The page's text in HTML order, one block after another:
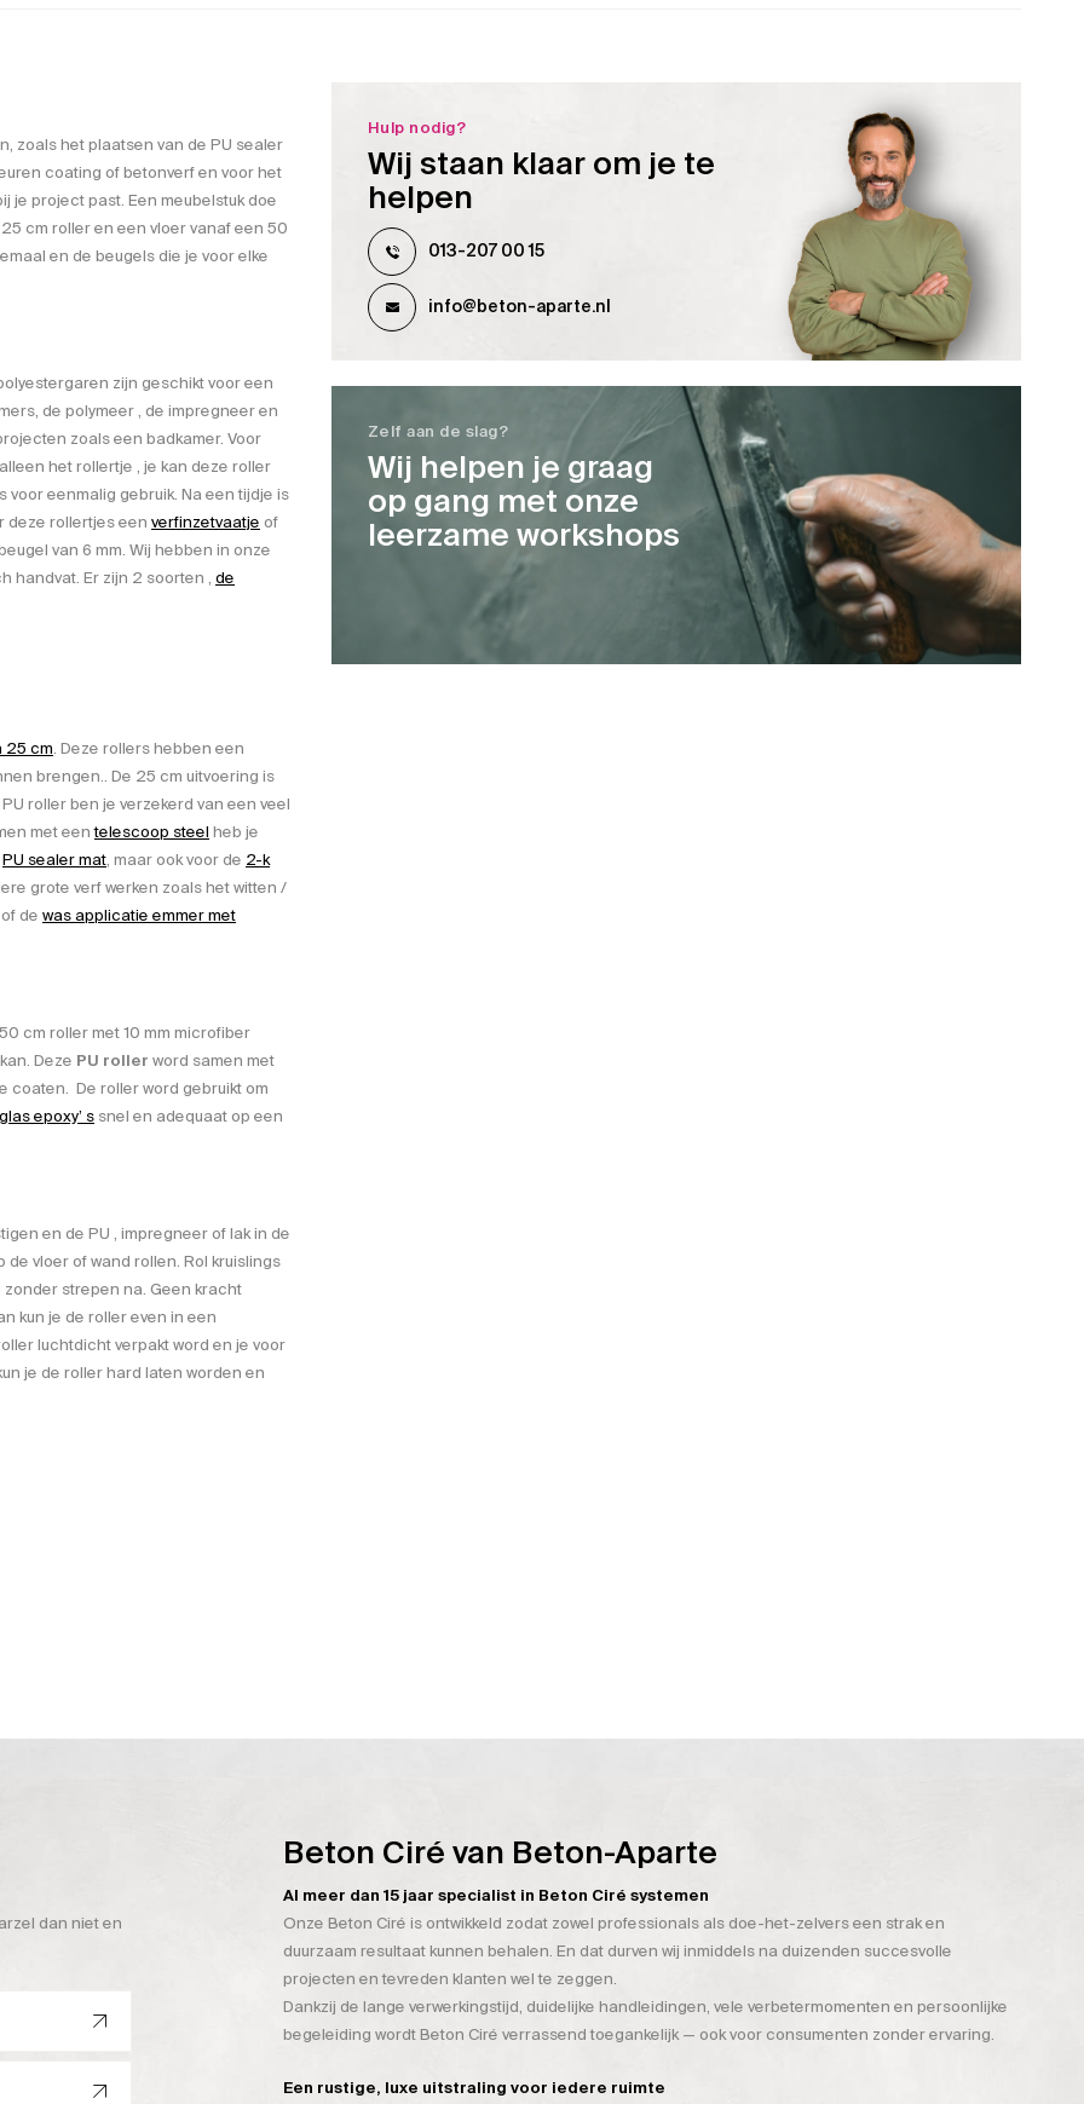
zoals het plaatsen van de PU sealer
coating of betonverf en voor het
je project past. Een meubelstuk doe
cm roller en een vloer vanaf een 50
en de beugels die je voor elke
zijn geschikt voor een
de polymeer , de impregneer en
zoals een badkamer. Voor
het rollertje , je kan deze roller
eenmalig gebruik. Na een tijdje is
deze rollertjes een verfinzetvaatje of
van 6 mm. Wij hebben in onze
handvat. Er zijn 2 soorten , de
25 cm. Deze rollers hebben een
brengen.. De 25 cm uitvoering is
roller ben je verzekerd van een veel
met eentelescoop steel heb je
PU sealer mat, maar ook voor de 2-k
grote verf werken zoals het witten /
de was applicatie emmer met
cm roller met 10 mm microfiber
Deze PU roller word samen met
coaten. De roller word gebruikt om
glas epoxy’ s snel en adequaat op een
en de PU , impregneer of lak in de
de vloer of wand rollen. Rol kruislings
strepen na. Geen kracht
kun je de roller even in een
luchtdicht verpakt word en je voor
je de roller hard laten worden en
Hulp nodig?
Wij staan klaar om je te
helpen
013-207 00 15
info@beton-aparte.nl
Zelf aan de slag?
Wij helpen je graag
op gang met onze
leerzame workshops
dan niet en
Beton Ciré van Beton-Aparte
Al meer dan 15 jaar specialist in Beton Ciré systemen
Onze Beton Ciré is ontwikkeld zodat zowel professionals als doe-het-zelvers een strak en
duurzaam resultaat kunnen behalen. En dat durven wij inmiddels na duizenden succesvolle
projecten en tevreden klanten wel te zeggen.
Dankzij de lange verwerkingstijd, duidelijke handleidingen, vele verbetermomenten en persoonlijke
begeleiding wordt Beton Ciré verrassend toegankelijk — ook voor consumenten zonder ervaring.
Een rustige, luxe uitstraling voor iedere ruimte